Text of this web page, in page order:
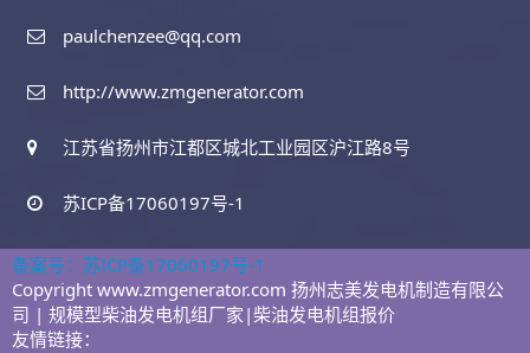
paulchenzee@qq.com
http://www.zmgenerator.com
江苏省扬州市江都区城北工业园区沪江路8号
苏ICP备17060197号-1
备案号：苏ICP备17060197号-1
Copyright www.zmgenerator.com 扬州志美发电机制造有限公
司 | 规模型柴油发电机组厂家|柴油发电机组报价
友情链接：